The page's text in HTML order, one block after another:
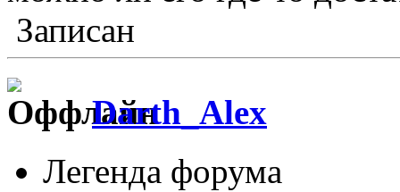
Записан
Darth_Alex
Легенда форума